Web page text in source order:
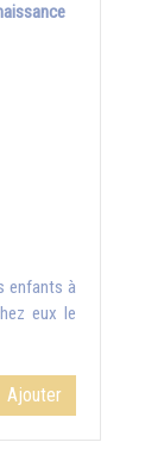
enfants à
eux le
Ajouter